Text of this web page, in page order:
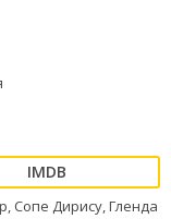
Сопе Дирису, Гленда